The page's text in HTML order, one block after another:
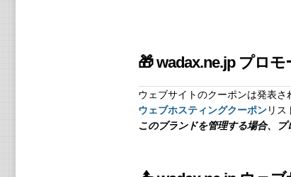
🎁 wadax.ne.jp プロモ
ウェブサイトのクーポンは発表
ウェブホスティングクーポンリス
このブランドを管理する場合、